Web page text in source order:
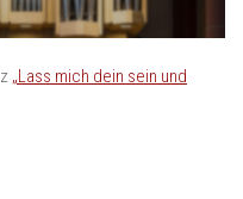
„Lass mich dein sein und